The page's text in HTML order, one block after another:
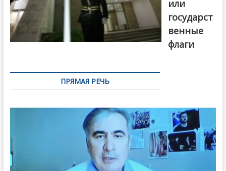
или
государст
венные
флаги
ПРЯМАЯ РЕЧЬ